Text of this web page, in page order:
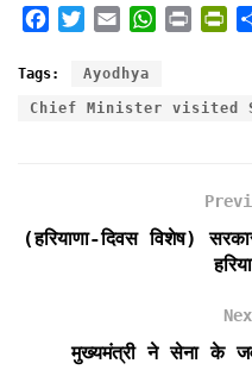
c
e
i
a
i
n
i
e
n
d
l
Tags: Ayodhya
Chief Minister visited
(हरियाणा-दिवस विशेष)
मुख्यमंत्री ने सेना के